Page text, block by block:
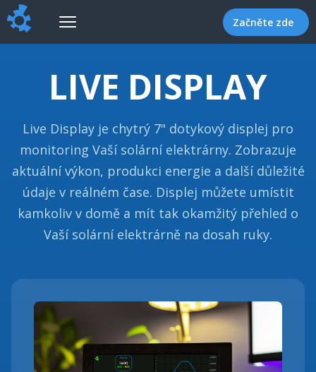
Začněte zde
LIVE DISPLAY
Live Display je chytrý 7" dotykový displej pro
monitoring Vaší solární elektrárny. Zobrazuje
aktuální výkon, produkci energie a další důležité
údaje v reálném čase. Displej můžete umístit
kamkoliv v domě a mít tak okamžitý přehled o
Vaší solární elektrárně na dosah ruky.